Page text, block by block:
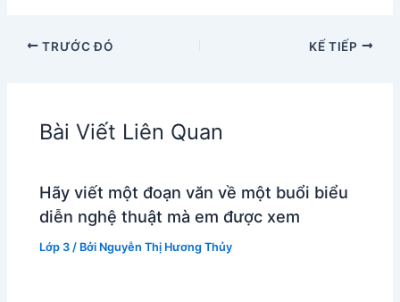
TRƯỚC ĐÓ KẾ TIẾP
Bài Viết Liên Quan
Hãy viết một đoạn văn về một buổi biểu
diễn nghệ thuật mà em được xem
Lớp 3 / Bởi Nguyễn Thị Hương Thủy